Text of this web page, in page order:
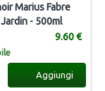
Marius Fabre
- 500ml
9.60 €
Aggiungi